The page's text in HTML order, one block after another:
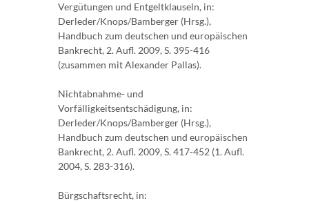
Vergütungen und Entgeltklauseln, in:
Derleder/Knops/Bamberger (Hrsg.),
Handbuch zum deutschen und europäischen
Bankrecht, 2. Aufl. 2009, S. 395-416
(zusammen mit Alexander Pallas).
Nichtabnahme- und
Vorfälligkeitsentschädigung, in:
Derleder/Knops/Bamberger (Hrsg.),
Handbuch zum deutschen und europäischen
Bankrecht, 2. Aufl. 2009, S. 417-452 (1. Aufl.
2004, S. 283-316).
Bürgschaftsrecht, in: